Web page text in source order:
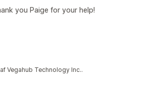
you Paige for your help!
Vegahub Technology Inc..